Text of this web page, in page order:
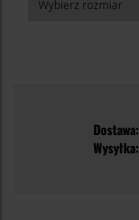
Dostawa:
Wysyłka: